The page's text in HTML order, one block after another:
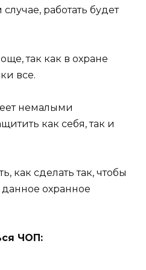
работать будет
так как в охране
все.
немалыми
как себя, так и
как сделать так, чтобы
охранное
ЧОП: